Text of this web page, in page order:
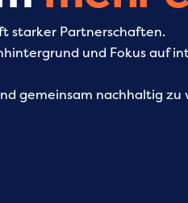
starker Partnerschaften.
und Fokus auf
gemeinsam nachhaltig zu